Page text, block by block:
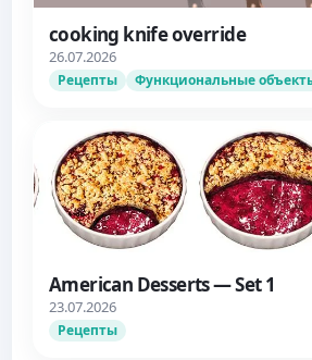
cooking knife override
26.07.2026
Рецепты Функциональные
American Desserts — Set 1
23.07.2026
Рецепты